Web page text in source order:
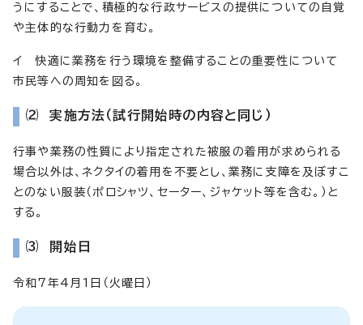
うにすることで、積極的な行政サービスの提供についての自覚
や主体的な行動力を育む。
イ 快適に業務を行う環境を整備することの重要性について
市民等への周知を図る。
⑵ 実施方法（試行開始時の内容と同じ）
行事や業務の性質により指定された被服の着用が求められる
場合以外は、ネクタイの着用を不要とし、業務に支障を及ぼすこ
とのない服装（ポロシャツ、セーター、ジャケット等を含む。）と
する。
⑶ 開始日
令和7年4月1日（火曜日）